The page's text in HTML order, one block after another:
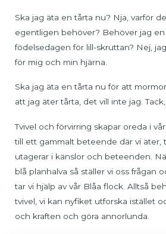
Ska jag äta en tårta nu? Nja, varför
egentligen behöver? Behöver jag en
födelsedagen för lill-skruttan? Nej,
för mig och min hjärna.
Ska jag äta en tårta nu för att
att jag äter tårta, det vill inte jag.
Tvivel och förvirring skapar oreda i
till ett gammalt beteende där vi äter,
utagerar i känslor och beteenden.
blå planhalva så ställer vi oss frågan
tar vi hjälp av vår Blåa flock. Alltså
tvivel, vi kan nyfiket utforska istället
och kraften och göra annorlunda.